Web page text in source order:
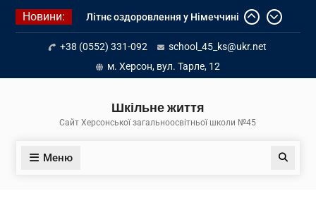
Перейти
Новини:
Літнє оздоровлення у Німеччині
Діалог з бізнесом
Інформація про вступ молоді з
тимчасово окупованих територій
до українських закладів освіти
+38 (0552) 331-092
school_45_ks@ukr.net
м. Херсон, вул. Тарле, 12
Шкільне життя
Сайт Херсонської загальноосвітньої школи №45
Меню Пошук